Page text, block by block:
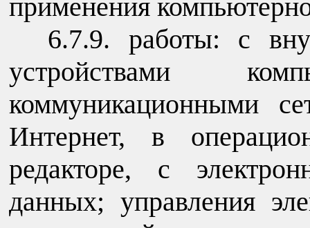
применения
6.7.9. работы: с
устройствами
коммуникационными
Интернет, в
редакторе, с
данных; управления